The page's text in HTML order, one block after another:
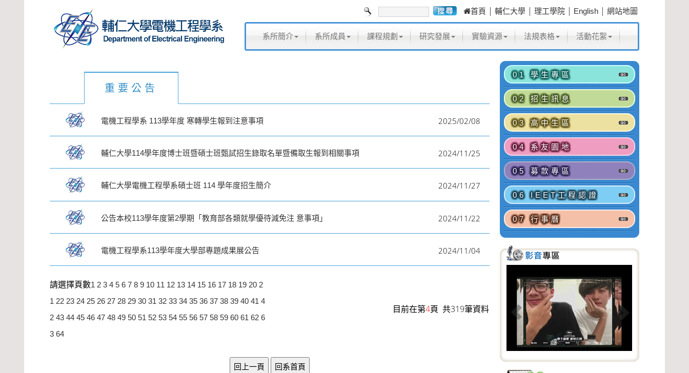
首頁 | 輔仁大學 | 理工學院 | English | 網站地圖
系所簡介 系所成員 課程規劃 研究發展 實驗資源 法規表格 活動花絮
重要公告
電機工程學系 113學年度 寒轉學生報到注意事項 2025/02/08
輔仁大學114學年度博士班暨碩士班甄試招生錄取名單暨備取生報到相關事項 2024/11/25
輔仁大學電機工程學系碩士班 114 學年度招生簡介 2024/11/27
公告本校113學年度第2學期「教育部各類就學優待減免注 意事項」 2024/11/22
電機工程學系113學年度大學部專題成果展公告 2024/11/04
請選擇頁數1 2 3 4 5 6 7 8 9 10 11 12 13 14 15 16 17 18 19 20 2
1 22 23 24 25 26 27 28 29 30 31 32 33 34 35 36 37 38 39 40 41 4
2 43 44 45 46 47 48 49 50 51 52 53 54 55 56 57 58 59 60 61 62 6
3 64
目前在第4頁 共319筆資料
01 學生專區
02 招生訊息
03 高中生區
04 系友園地
05 募款專區
06 IEET工程認證
07 行事曆
r
e
v
o
u
t